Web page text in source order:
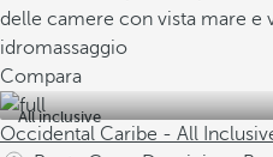
delle camere con vista mare e
idromassaggio
Compara
All inclusive
Occidental Caribe - All